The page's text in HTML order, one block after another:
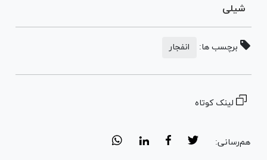
شیلی
برچسب ها: انفجار
لینک کوتاه
هم‌رسانی: